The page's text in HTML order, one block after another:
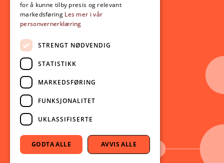
Aktuelt
Nyheter
Arrangementer
Nyhetsbrev
Ledige stillinger
Følg oss på sosiale medier:
Facebook
Instagram
Youtube
LinkedIn
for å kunne tilby presis og relevant
markedsføring Les mer i vår
personvernerklæring
STRENGT NØDVENDIG
STATISTIKK
MARKEDSFØRING
FUNKSJONALITET
UKLASSIFISERTE
GODTA ALLE AVVIS ALLE